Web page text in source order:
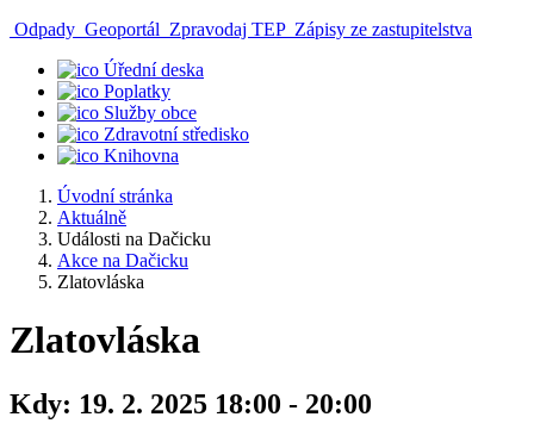
Odpady Geoportál Zpravodaj TEP Zápisy ze zastupitelstva
Úřední deska
Poplatky
Služby obce
Zdravotní středisko
Knihovna
Úvodní stránka
Aktuálně
Události na Dačicku
Akce na Dačicku
Zlatovláska
Zlatovláska
Kdy: 19. 2. 2025 18:00 - 20:00